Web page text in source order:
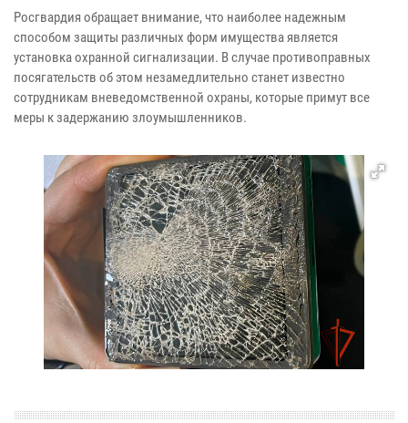
Росгвардия обращает внимание, что наиболее надежным
способом защиты различных форм имущества является
установка охранной сигнализации. В случае противоправных
посягательств об этом незамедлительно станет известно
сотрудникам вневедомственной охраны, которые примут все
меры к задержанию злоумышленников.